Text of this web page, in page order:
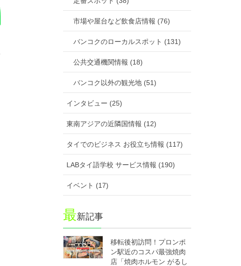
市場や屋台など飲食店情報 (76)
バンコクのローカルスポット (131)
公共交通機関情報 (18)
バンコク以外の観光地 (51)
インタビュー (25)
東南アジアの近隣国情報 (12)
タイでのビジネス お役立ち情報 (117)
LABタイ語学校 サービス情報 (190)
イベント (17)
最新記事
移転後初訪問！プロンポ
ン駅近のコスパ最強焼肉
店「焼肉ホルモン がるし